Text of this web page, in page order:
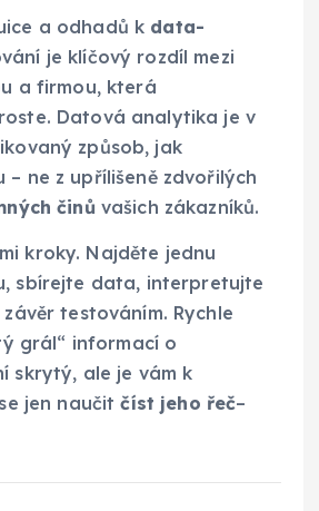
a odhadů k data-
je klíčový rozdíl mezi
a firmou, která
Datová analytika je v
způsob, jak
– ne z upřílišeně zdvořilých
činů vašich zákazníků.
kroky. Najděte jednu
sbírejte data, interpretujte
testováním. Rychle
grál“ informací o
skrytý, ale je vám k
jen naučitčíst jeho řeč–